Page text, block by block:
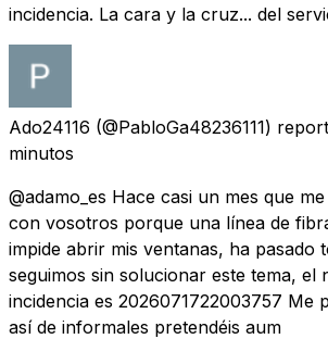
incidencia. La cara y la cruz... del
Ado24116 (@PabloGa48236111)
minutos
@adamo_es Hace casi un mes que
con vosotros porque una línea de
impide abrir mis ventanas, ha pasado
seguimos sin solucionar este tema, el
incidencia es 2026071722003757 Me
así de informales pretendéis aum